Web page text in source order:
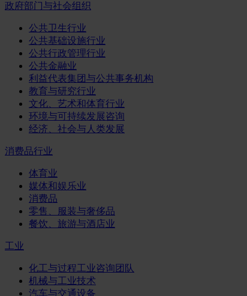
政府部门与社会组织
公共卫生行业
公共基础设施行业
公共行政管理行业
公共金融业
利益代表集团与公共事务机构
教育与研究行业
文化、艺术和体育行业
环境与可持续发展咨询
经济、社会与人类发展
消费品行业
体育业
媒体和娱乐业
消费品
零售、服装与奢侈品
餐饮、旅游与酒店业
工业
化工与过程工业咨询团队
机械与工业技术
汽车与交通设备